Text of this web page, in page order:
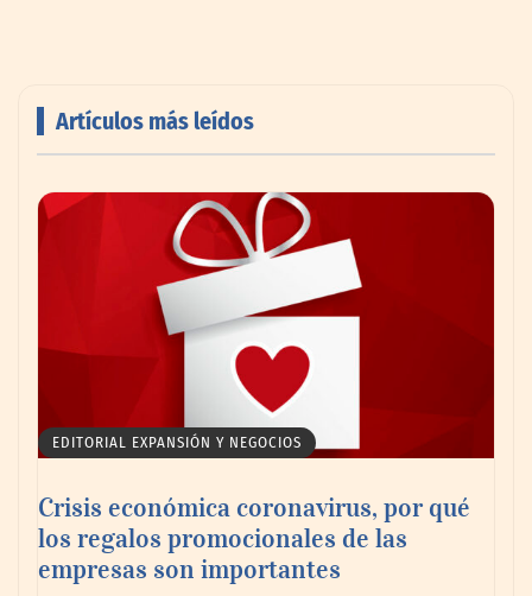
AMANAC celebra su 39 aniversario
impulsando la colaboración en el sector
Artículos más leídos
EDITORIAL EXPANSIÓN Y NEGOCIOS
Crisis económica coronavirus, por qué
los regalos promocionales de las
empresas son importantes